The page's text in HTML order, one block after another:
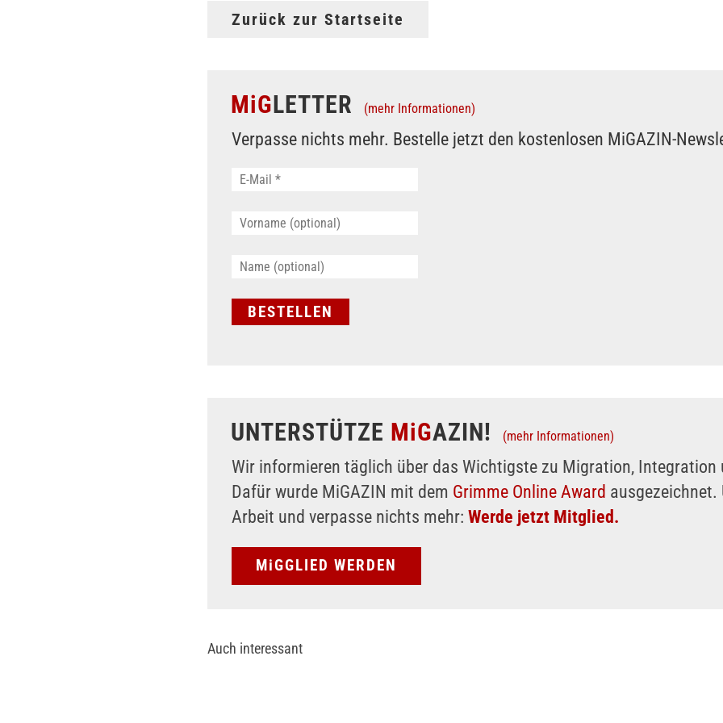
Zurück zur Startseite
MiGLETTER (mehr Informationen)
Verpasse nichts mehr. Bestelle jetzt den kostenlosen MiGAZIN-
UNTERSTÜTZE MiGAZIN! (mehr Informationen)
Wir informieren täglich über das Wichtigste zu Migration, Integration
Dafür wurde MiGAZIN mit dem Grimme Online Award
Arbeit und verpasse nichts mehr: Werde jetzt Mitglied.
MiGGLIED WERDEN
Auch interessant